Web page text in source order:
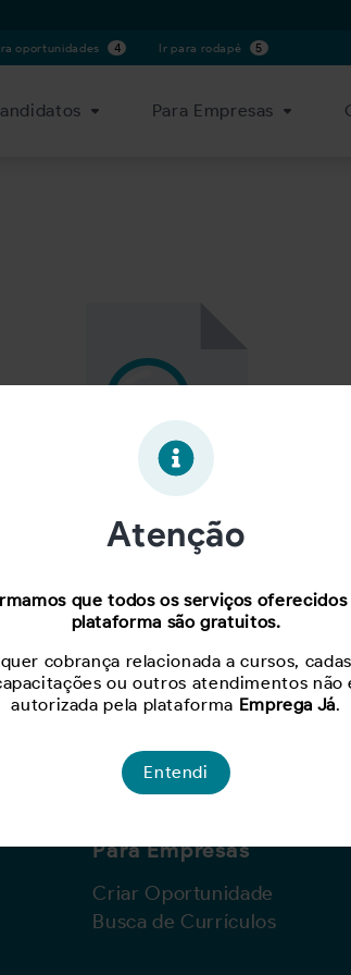
oportunidades 4 Ir para rodapé 5
Para Empresas
Para Empresas
Criar Oportunidade
Busca de Currículos
Atenção
que todos os serviços oferecidos
plataforma são gratuitos.
cobrança relacionada a cursos,
ou outros atendimentos não
autorizada pela plataforma Emprega Já.
Entendi